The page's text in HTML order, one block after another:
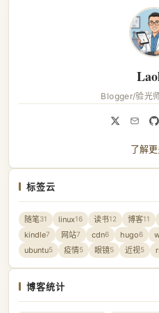
Blogger/验光
了解
标签云
随笔31 linux16 读书12 博客11
kindle7 网站7 cdn6 hugo6
ubuntu5 疫情5 眼镜5 近视5
博客统计